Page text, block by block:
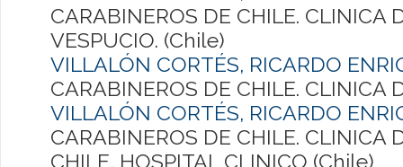
CARABINEROS DE CHILE. CLINICA
VESPUCIO. (Chile)
VILLALÓN CORTÉS, RICARDO
CARABINEROS DE CHILE. CLINICA
VILLALÓN CORTÉS, RICARDO
CARABINEROS DE CHILE. CLINICA
CHILE, HOSPITAL CLINICO (Chile)